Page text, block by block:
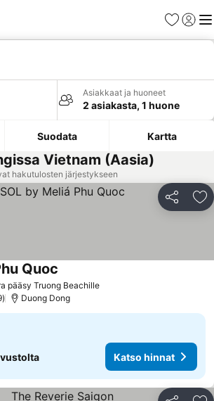
Suosikit
Asiakkaat ja huoneet
2 asiakasta, 1 huone
Suodata Kartta
Vietnam (Aasia)
hakutulosten järjestykseen
Jaa
pääsy Truong BeachilleKatso hinnat
Quoc
Duong Dong
Katso hinnat